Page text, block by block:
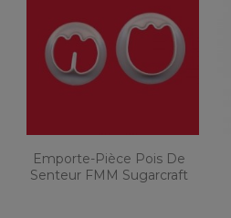
Emporte-Pièce Pois De
Senteur FMM Sugarcraft